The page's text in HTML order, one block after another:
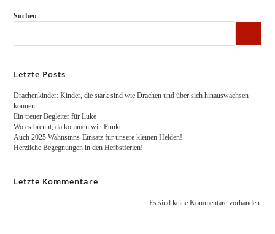
Suchen
Letzte Posts
Drachenkinder: Kinder, die stark sind wie Drachen und über sich hinauswachsen
können
Ein treuer Begleiter für Luke
Wo es brennt, da kommen wir. Punkt.
Auch 2025 Wahnsinns-Einsatz für unsere kleinen Helden!
Herzliche Begegnungen in den Herbstferien!
Letzte Kommentare
Es sind keine Kommentare vorhanden.